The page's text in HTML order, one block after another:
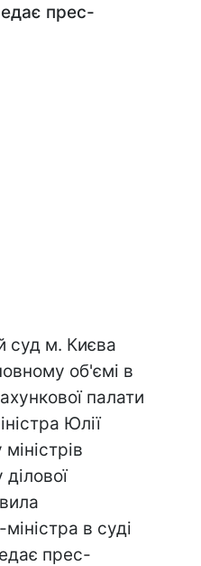
прес-
суд м. Києва
об'ємі в
палати
Юлії
в суді
прес-